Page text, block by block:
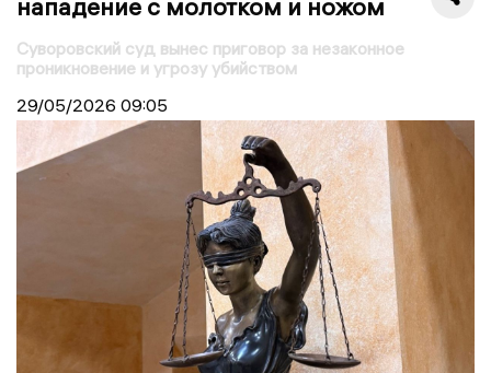
нападение с молотком и ножом
Суворовский суд вынес приговор за незаконное
проникновение и угрозу убийством
29/05/2026 09:05